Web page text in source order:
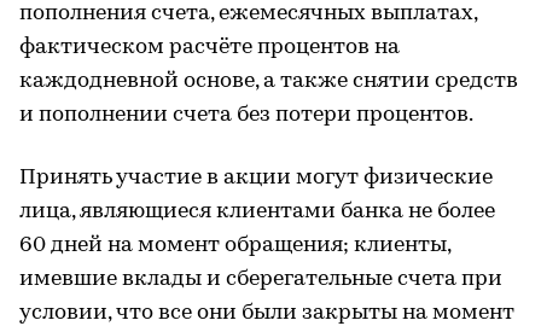
пополнения счета, ежемесячных выплатах,
фактическом расчёте процентов на
каждодневной основе, а также снятии средств
и пополнении счета без потери процентов.
Принять участие в акции могут физические
лица, являющиеся клиентами банка не более
60 дней на момент обращения; клиенты,
имевшие вклады и сберегательные счета при
условии, что все они были закрыты на момент